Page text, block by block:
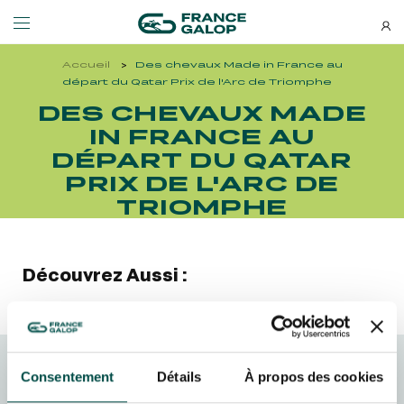
Consentement Détails À propos des cookies
Événements et billetterie
LES ÉVÉNEMENTS
MEETING DE DEAUVILLE BARRIÈRE
MEETING DE DEAUVILLE BARRIÈRE
QATAR ARC TRIALS
QATAR PRIX DE L'ARC DE TRIOMPHE
L'HIPPODROME EN FAMILLE
Découvrez-nous
DÉCOUVREZ-NOUS
QUI SOMMES-NOUS ?
QUI SOMMES-NOUS ?
NOS ENGAGEMENTS BIEN-ÊTRE ÉQUIN
NEWSLETTERS
Bons plans, nouveautés et
actus : ne ratez rien !
S’ABONNER
Accueil
Des chevaux Made in France au
départ du Qatar Prix de l'Arc de Triomphe
DES CHEVAUX MADE
IN FRANCE AU
DÉPART DU QATAR
PRIX DE L'ARC DE
TRIOMPHE
Découvrez Aussi :
FRANCE GALOP - COURSES